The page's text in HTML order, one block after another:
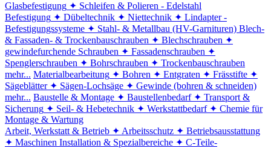
Glasbefestigung ✦ Schleifen & Polieren - Edelstahl
Befestigung ✦ Dübeltechnik ✦ Niettechnik ✦ Lindapter -
Befestigungssysteme ✦ Stahl- & Metallbau (HV-Garnituren) Blech-
& Fassaden- & Trockenbauschrauben ✦ Blechschrauben ✦
gewindefurchende Schrauben ✦ Fassadenschrauben ✦
Spenglerschrauben ✦ Bohrschrauben ✦ Trockenbauschrauben
mehr... Materialbearbeitung ✦ Bohren ✦ Entgraten ✦ Frässtifte ✦
Sägeblätter ✦ Sägen-Lochsäge ✦ Gewinde (bohren & schneiden)
mehr... Baustelle & Montage ✦ Baustellenbedarf ✦ Transport &
Sicherung ✦ Seil- & Hebetechnik ✦ Werkstattbedarf ✦ Chemie für
Montage & Wartung
Arbeit, Werkstatt & Betrieb ✦ Arbeitsschutz ✦ Betriebsausstattung
✦ Maschinen Installation & Spezialbereiche ✦ C-Teile-